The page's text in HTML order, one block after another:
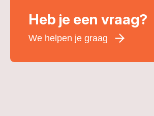
Heb je een vraag?
We helpen je graag